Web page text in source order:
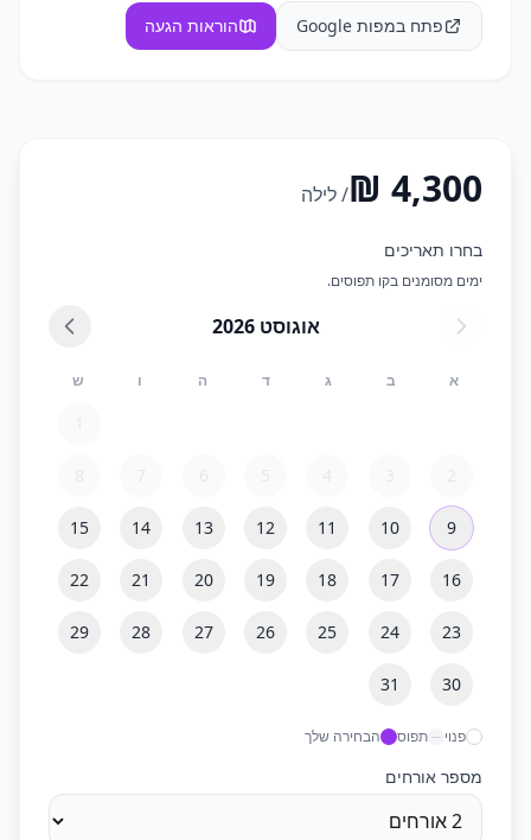
פתח במפות Google הוראות הגעה
/ לילה
בחרו תאריכים
ימים מסומנים בקו תפוסים.
אוגוסט 2026
א ב ג ד ה ו ש
9
10
11
12
13
14
15
16
17
18
19
20
21
22
23
24
25
26
27
28
29
30
31
פנוי תפוס הבחירה שלך
מספר אורחים